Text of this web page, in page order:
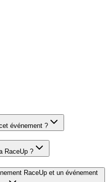
événement ?
RaceUp ?
RaceUp et un événement